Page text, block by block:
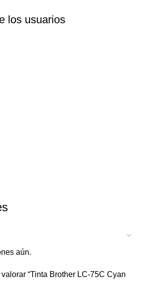
los usuarios
aún.
“Tinta Brother LC-75C Cyan